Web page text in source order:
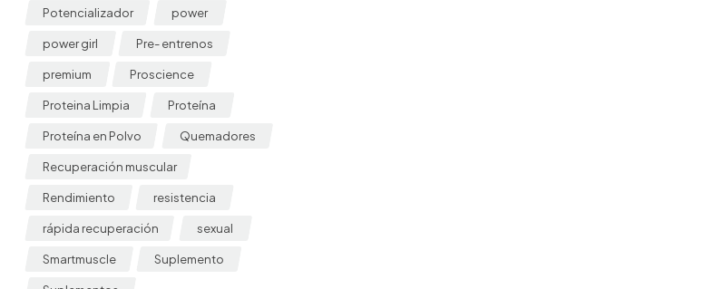
Potencializador power
power girl Pre- entrenos
premium Proscience
Proteina Limpia Proteína
Proteína en Polvo Quemadores
Recuperación muscular
Rendimiento resistencia
rápida recuperación sexual
Smartmuscle Suplemento